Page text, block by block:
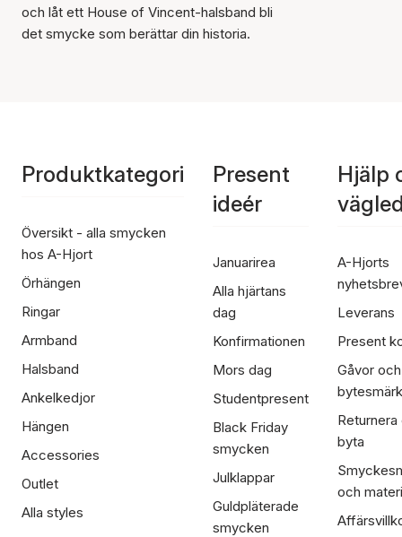
och låt ett House of Vincent-halsband bli
det smycke som berättar din historia.
Produktkategori
Översikt - alla smycken
hos A-Hjort
Örhängen
Ringar
Armband
Halsband
Ankelkedjor
Hängen
Accessories
Outlet
Alla styles
Present
ideér
Januarirea
Alla hjärtans
dag
Konfirmationen
Mors dag
Studentpresent
Black Friday
smycken
Julklappar
Guldpläterade
smycken
Hjälp
A-Hjorts
Leverans
Present
Gåvor och
Returnera
byta
och